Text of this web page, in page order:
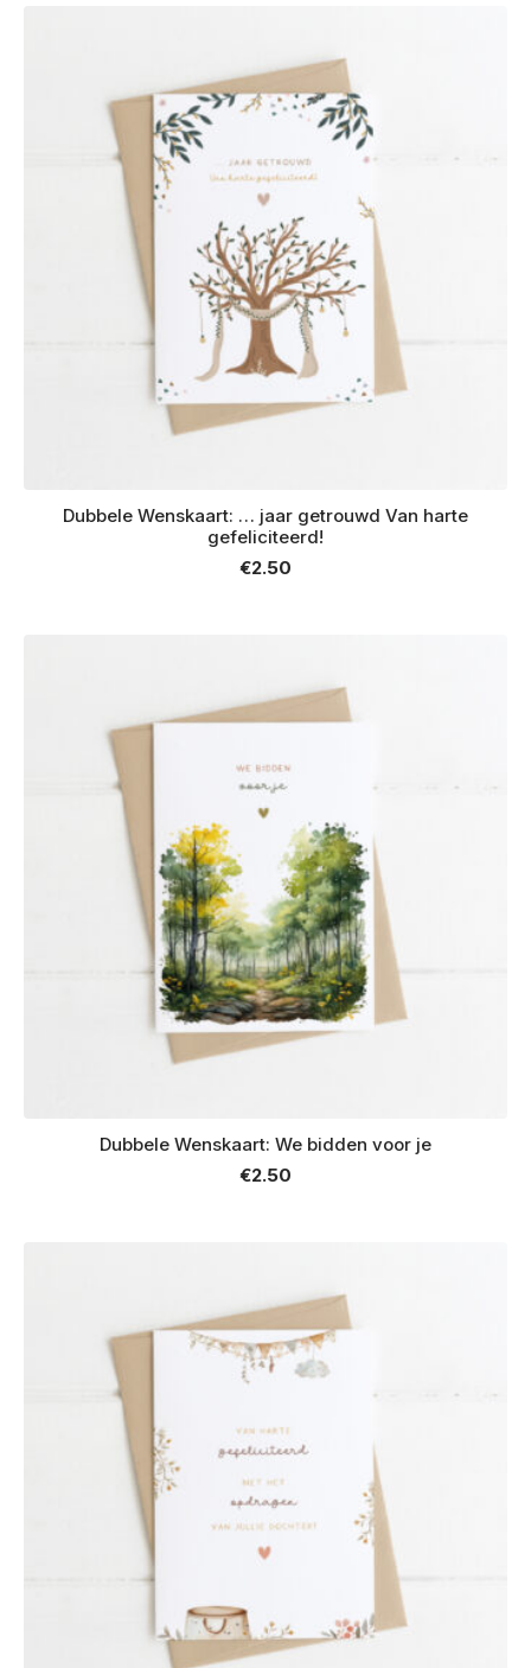
Dubbele Wenskaart: … jaar getrouwd Van harte
gefeliciteerd!
€2.50
Dubbele Wenskaart: We bidden voor je
€2.50